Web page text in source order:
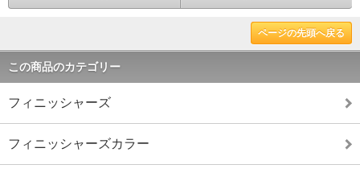
ページの先頭へ戻る
この商品のカテゴリー
フィニッシャーズ
フィニッシャーズカラー